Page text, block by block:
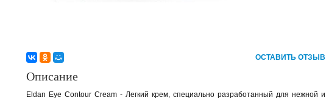
ОСТАВИТЬ ОТЗЫВ
Описание
Eldan Eye Contour Cream - Легкий крем, специально разработанный для нежной и